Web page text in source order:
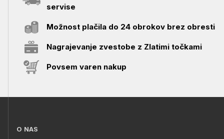
servise
Možnost plačila do 24 obrokov brez obresti
Nagrajevanje zvestobe z Zlatimi točkami
Povsem varen nakup
O NAS